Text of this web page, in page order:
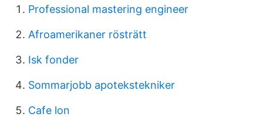
Professional mastering engineer
Afroamerikaner rösträtt
Isk fonder
Sommarjobb apotekstekniker
Cafe lon